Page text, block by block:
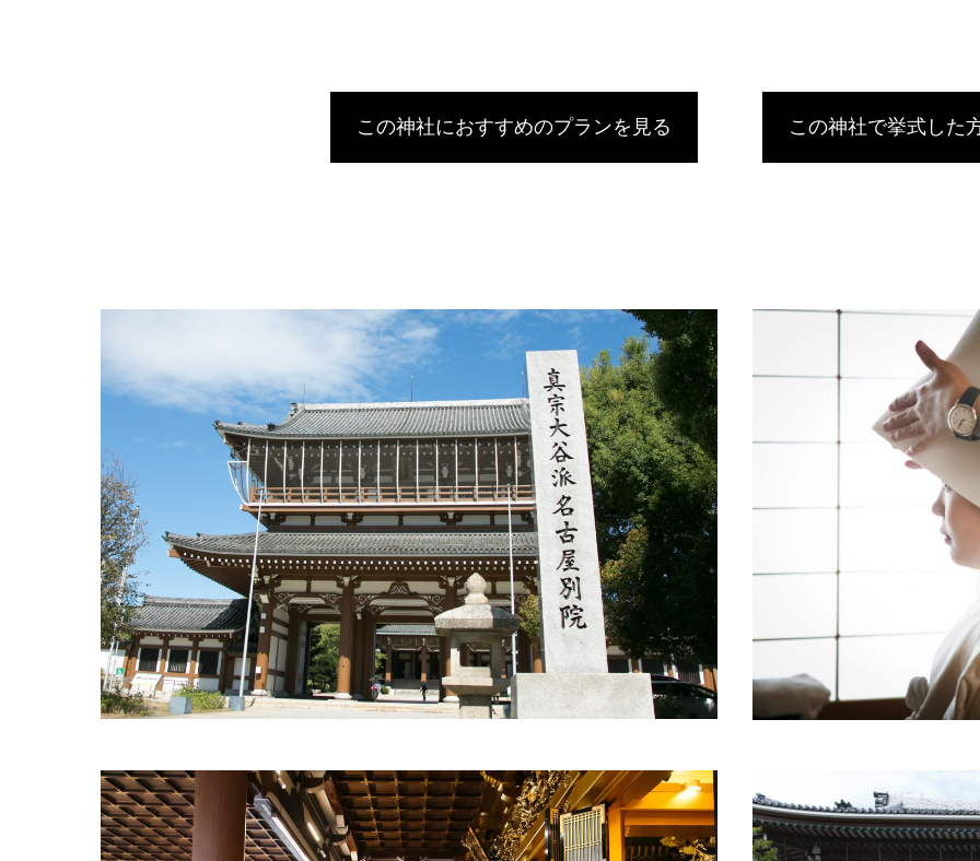
この神社におすすめのプランを見る この神社で挙式した